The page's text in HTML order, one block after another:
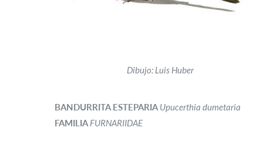
Dibujo: Luis Huber
BANDURRITA ESTEPARIA Upucerthia dumetaria
FAMILIA FURNARIIDAE